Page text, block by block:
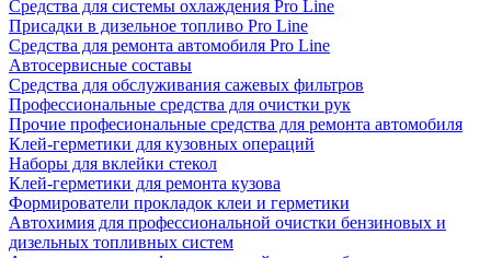
Средства для системы охлаждения Pro Line
Присадки в дизельное топливо Pro Line
Средства для ремонта автомобиля Pro Line
Автосервисные составы
Средства для обслуживания сажевых фильтров
Профессиональные средства для очистки рук
Прочие професиональные средства для ремонта автомобиля
Клей-герметики для кузовных операций
Наборы для вклейки стекол
Клей-герметики для ремонта кузова
Формирователи прокладок клеи и герметики
Автохимия для профессиональной очистки бензиновых и
дизельных топливных систем